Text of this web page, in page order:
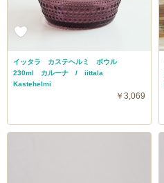
イッタラ カステヘルミ ボウル
230ml カルーナ / iittala
Kastehelmi
￥3,069